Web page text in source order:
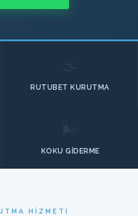
RUTUBET KURUTMA
KOKU GIDERME
HIZMETI